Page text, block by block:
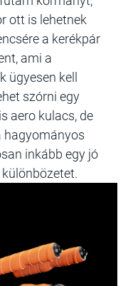
ott is lehetnek
a kerékpár
ami a
ügyesen kell
szórni egy
aero kulacs, de
hagyományos
inkább egy jó